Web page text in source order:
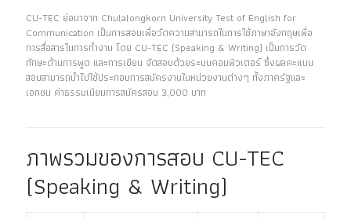
CU-TEC ย่อมาจาก Chulalongkorn University Test of English for
Communication เป็นการสอบเพื่อวัดความสามารถในการใช้ภาษาอังกฤษเพื่อ
การสื่อสารในการทำงาน โดย CU-TEC (Speaking & Writing) เป็นการวัด
ทักษะด้านการพูด และการเขียน จัดสอบด้วยระบบคอมพิวเตอร์ ซึ่งผลคะแนน
สอบสามารถนำไปใช้ประกอบการสมัครงานในหน่วยงานต่างๆ ทั้งภาครัฐและ
เอกชน ค่าธรรมเนียมการสมัครสอบ 3,000 บาท
ภาพรวมของการสอบ CU-TEC
(Speaking & Writing)